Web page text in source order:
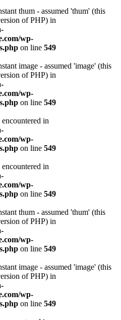
thum - assumed 'thum' (this
of PHP) in
wp-
on line 549
image - assumed 'image' (this
of PHP) in
wp-
on line 549
in
wp-
on line 549
in
wp-
on line 549
thum - assumed 'thum' (this
of PHP) in
wp-
on line 549
image - assumed 'image' (this
of PHP) in
wp-
on line 549